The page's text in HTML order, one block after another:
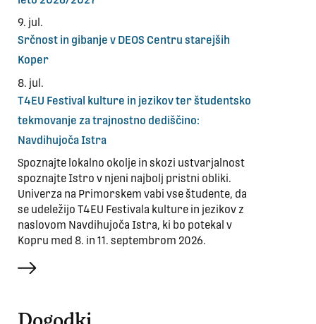
9. jul.
Srčnost in gibanje v DEOS Centru starejših
Koper
8. jul.
T4EU Festival kulture in jezikov ter študentsko
tekmovanje za trajnostno dediščino:
Navdihujoča Istra
Spoznajte lokalno okolje in skozi ustvarjalnost
spoznajte Istro v njeni najbolj pristni obliki.
Univerza na Primorskem vabi vse študente, da
se udeležijo T4EU Festivala kulture in jezikov z
naslovom Navdihujoča Istra, ki bo potekal v
Kopru med 8. in 11. septembrom 2026.
več